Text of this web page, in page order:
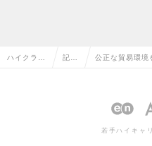
ハイクラス 記事 公正な貿易環
若手ハイキャ